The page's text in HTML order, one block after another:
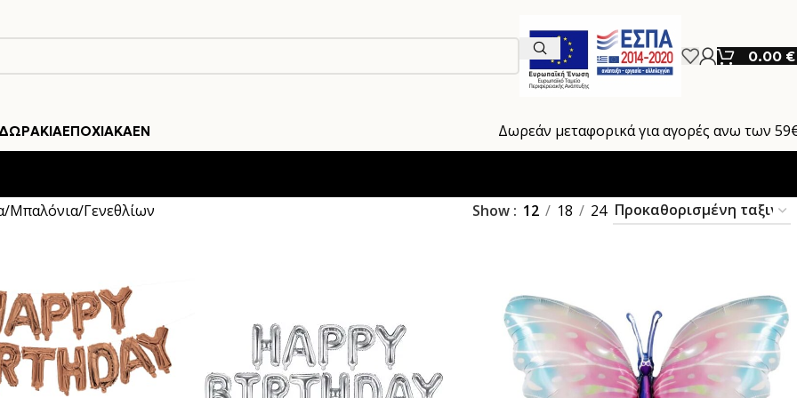
0.00 €
ΔΩΡΆΚΙΑΕΠΟΧΙΑΚΆEN Δωρεάν μεταφορικά για αγορές ανω των
Μπαλόνια Γενεθλίων Show 12 18 24